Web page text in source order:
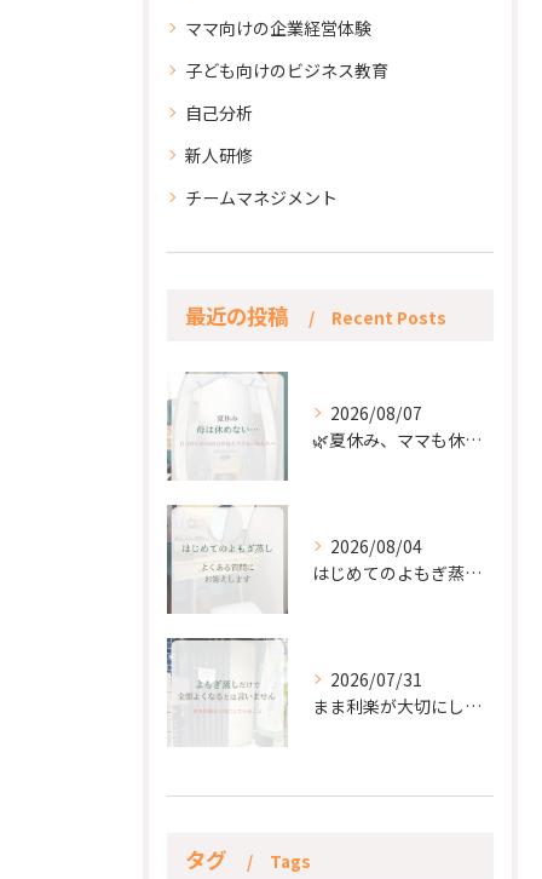
ママ向けの企業経営体験
子ども向けのビジネス教育
自己分析
新人研修
チームマネジメント
最近の投稿 Recent Posts
2026/08/07
🌿夏休み、ママも休もう🌿
2026/08/04
はじめてのよもぎ蒸し。
2026/07/31
まま利楽が大切にしていること✨
タグ Tags